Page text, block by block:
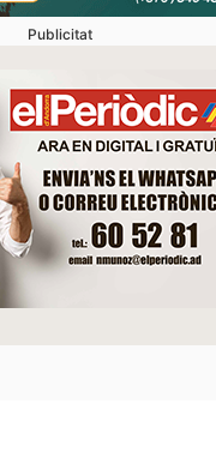
Publicitat